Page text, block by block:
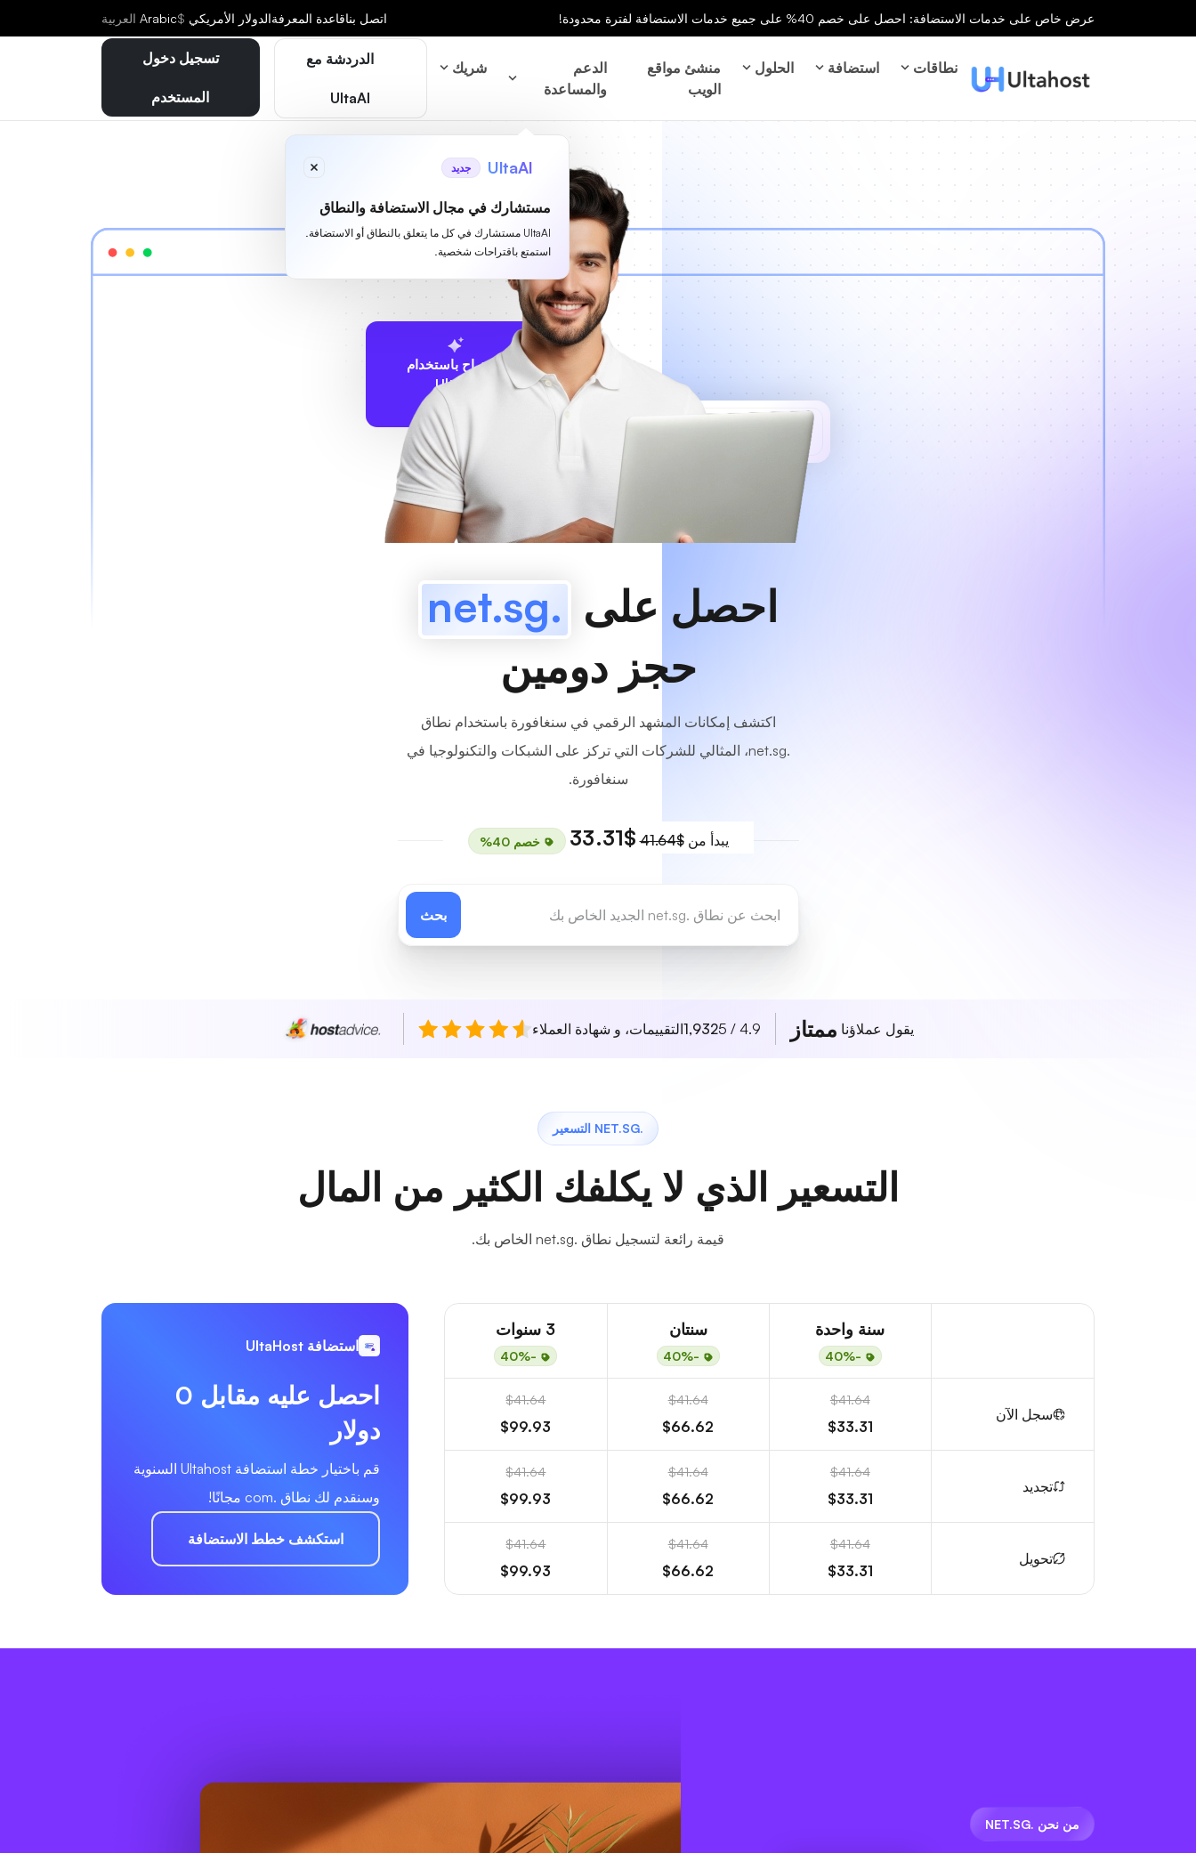
عرض خاص على خدمات الاستضافة: احصل على خصم 40% على جميع خدمات الاستضافة لفترة محدودة! اتصل بناقاعدة المعرفةالدولار الأمريكي $
Arabic العربية
نطاقات استضافة الحلول
منشئ مواقع
الويب
الدعم
والمساعدة
شريك الدردشة مع
UltaAI
UltaAI جديد
مستشارك في مجال الاستضافة والنطاق
UltaAI مستشارك في كل ما يتعلق بالنطاق أو الاستضافة.
استمتع باقتراحات شخصية.
تسجيل دخول
المستخدم
الاقتراح باستخدام
UltaAI
متاح!
احصل على .net.sg
حجز دومين
اكتشف إمكانات المشهد الرقمي في سنغافورة باستخدام نطاق
.net.sg، المثالي للشركات التي تركز على الشبكات والتكنولوجيا في
سنغافورة.
يبدأ من$41.64
$33.31 خصم 40%
بحث
يقول عملاؤنا ممتاز 4.9 / 5
1,932التقييمات، و شهادة العملاء
.NET.SG التسعير
التسعير الذي لا يكلفك الكثير من المال
قيمة رائعة لتسجيل نطاق .net.sg الخاص بك.
سنة واحدة
-40%
سنتان
-40%
3 سنوات
-40%
سجل الآن
$41.64
$33.31
$41.64
$66.62
$41.64
$99.93
تجديد
$41.64
$33.31
$41.64
$66.62
$41.64
$99.93
تحويل
$41.64
$33.31
$41.64
$66.62
$41.64
$99.93
استضافة UltaHost
احصل عليه مقابل 0
دولار
قم باختيار خطة استضافة Ultahost السنوية
وسنقدم لك نطاق .com مجانًا!
استكشف خطط الاستضافة
من نحن .NET.SG